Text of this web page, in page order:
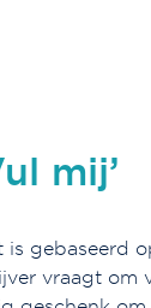
mij’
gebaseerd
vraagt om